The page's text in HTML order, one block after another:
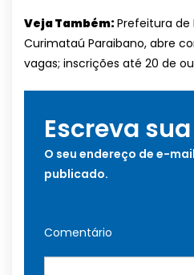
Veja Também:Prefeitura de
Curimataú Paraibano, abre
vagas; inscrições até 20 de
Escreva
O seu endereço de e-
publicado.
Comentário